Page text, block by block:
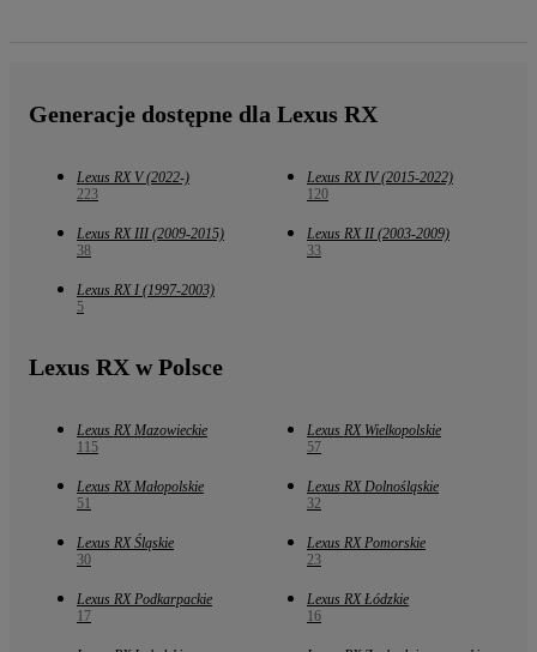
Generacje dostępne dla Lexus RX
Lexus RX V (2022-)
223
Lexus RX IV (2015-2022)
120
Lexus RX III (2009-2015)
38
Lexus RX II (2003-2009)
33
Lexus RX I (1997-2003)
5
Lexus RX w Polsce
Lexus RX Mazowieckie
115
Lexus RX Wielkopolskie
57
Lexus RX Małopolskie
51
Lexus RX Dolnośląskie
32
Lexus RX Śląskie
30
Lexus RX Pomorskie
23
Lexus RX Podkarpackie
17
Lexus RX Łódzkie
16